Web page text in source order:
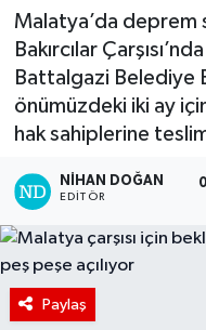
Malatya’da deprem
Bakırcılar
Battalgazi Belediye
önümüzdeki iki ay
hak sahiplerine
NIHAN DOĞAN
EDITÖR
Paylaş